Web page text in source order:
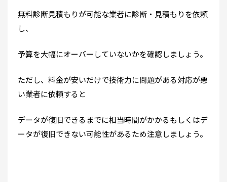
無料診断見積もりが可能な業者に診断・見積もりを依頼
し、
予算を大幅にオーバーしていないかを確認しましょう。
ただし、料金が安いだけで技術力に問題がある対応が悪
い業者に依頼すると
データが復旧できるまでに相当時間がかかるもしくはデ
ータが復旧できない可能性があるため注意しましょう。